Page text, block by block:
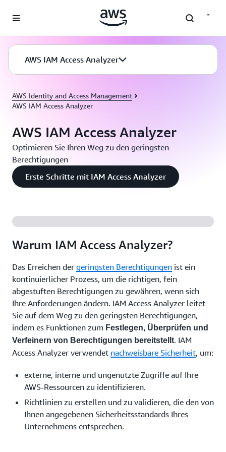
Überspringen zum Hauptinhalt
AWS IAM Access Analyzer
AWS Identity and Access Management
AWS IAM Access Analyzer
AWS IAM Access Analyzer
Optimieren Sie Ihren Weg zu den geringsten
Berechtigungen
Erste Schritte mit IAM Access Analyzer
Warum IAM Access Analyzer?
Das Erreichen der geringsten Berechtigungen ist ein
kontinuierlicher Prozess, um die richtigen, fein
abgestuften Berechtigungen zu gewähren, wenn sich
Ihre Anforderungen ändern. IAM Access Analyzer leitet
Sie auf dem Weg zu den geringsten Berechtigungen,
indem es Funktionen zum Festlegen, Überprüfen und
Verfeinern von Berechtigungen bereitstellt. IAM
Access Analyzer verwendet nachweisbare Sicherheit, um:
externe, interne und ungenutzte Zugriffe auf Ihre
AWS-Ressourcen zu identifizieren.
Richtlinien zu erstellen und zu validieren, die den von
Ihnen angegebenen Sicherheitsstandards Ihres
Unternehmens entsprechen.